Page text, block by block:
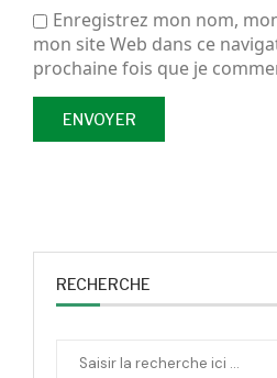
Enregistrez mon nom,
mon site Web dans ce
prochaine fois que je
RECHERCHE